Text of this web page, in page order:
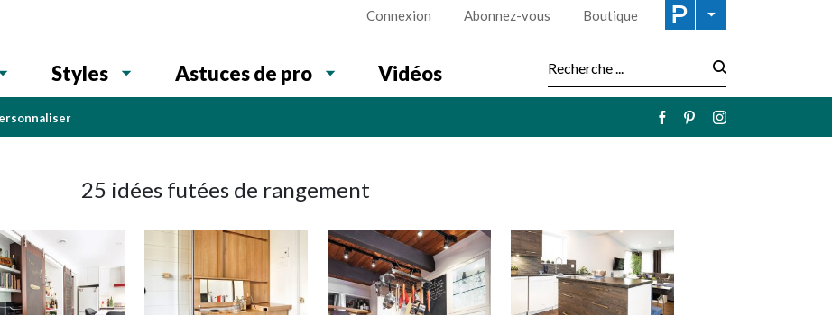
Connexion Abonnez-vous Boutique
Styles Astuces de pro Vidéos
25 idées futées de rangement